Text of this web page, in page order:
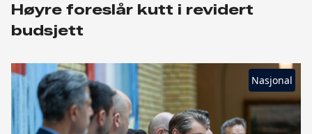
Høyre foreslår kutt i revidert
budsjett
Nasjonal